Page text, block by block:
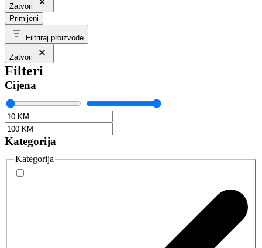
Zatvori
Primijeni
Filtriraj proizvode
Zatvori
Filteri
Cijena
Kategorija
Kategorija